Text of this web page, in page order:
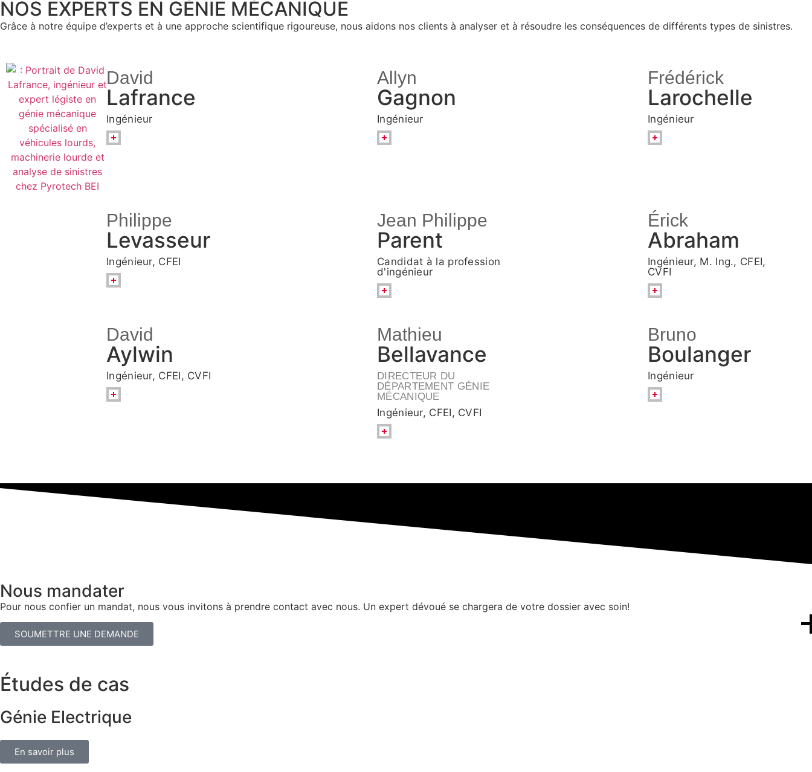
NOS EXPERTS EN GÉNIE MÉCANIQUE
Grâce à notre équipe d’experts et à une approche scientifique rigoureuse, nous aidons nos clients à analyser et à résoudre les conséquences de différents types de sinistres.
David
Lafrance
Ingénieur
Allyn
Gagnon
Ingénieur
Frédérick
Larochelle
Ingénieur
Philippe
Levasseur
Ingénieur, CFEI
Jean Philippe
Parent
Candidat à la profession
d'ingénieur
Érick
Abraham
Ingénieur, M. Ing., CFEI,
CVFI
David
Aylwin
Ingénieur, CFEI, CVFI
Mathieu
Bellavance
DIRECTEUR DU
DÉPARTEMENT GÉNIE
MÉCANIQUE
Ingénieur, CFEI, CVFI
Bruno
Boulanger
Ingénieur
Nous mandater
Pour nous confier un mandat, nous vous invitons à prendre contact avec nous. Un expert dévoué se chargera de votre dossier avec soin!
SOUMETTRE UNE DEMANDE
Études de cas
Génie Electrique
En savoir plus